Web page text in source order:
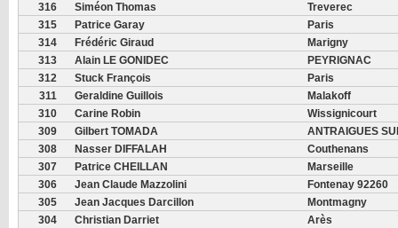
316
Siméon Thomas
Treverec
315
Patrice Garay
Paris
314
Frédéric Giraud
Marigny
313
Alain LE GONIDEC
PEYRIGNAC
312
Stuck François
Paris
311
Geraldine Guillois
Malakoff
310
Carine Robin
Wissignicourt
309
Gilbert TOMADA
ANTRAIGUES
308
Nasser DIFFALAH
Couthenans
307
Patrice CHEILLAN
Marseille
306
Jean Claude Mazzolini
Fontenay 92260
305
Jean Jacques Darcillon
Montmagny
304
Christian Darriet
Arès